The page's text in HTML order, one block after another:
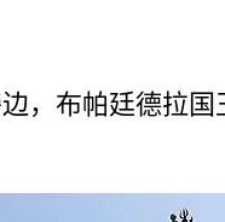
，布帕廷德拉